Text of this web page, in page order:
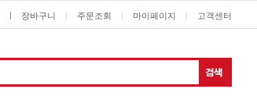
ㅣ 장바구니 주문조회 마이페이지 고객센터